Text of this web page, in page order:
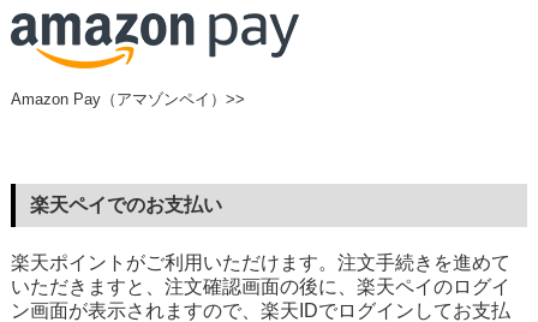
Amazon Pay（アマゾンペイ）>>
楽天ペイでのお支払い
楽天ポイントがご利用いただけます。注文手続きを進めて
いただきますと、注文確認画面の後に、楽天ペイのログイ
ン画面が表示されますので、楽天IDでログインしてお支払